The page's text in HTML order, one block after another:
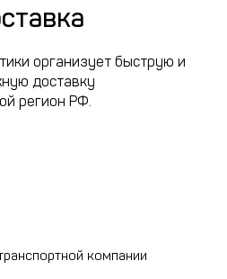
организует быструю и
доставку
регион РФ.
компании